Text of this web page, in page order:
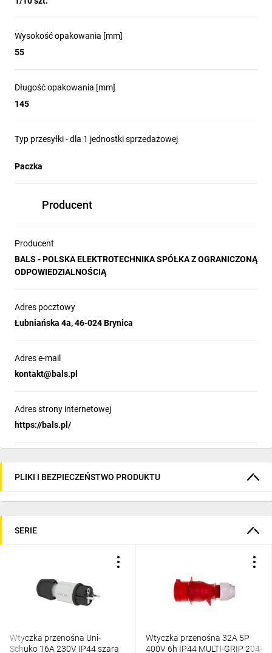
Wysokość opakowania [mm]
55
Długość opakowania [mm]
145
Typ przesyłki - dla 1 jednostki sprzedażowej
Paczka
Producent
Producent
BALS - POLSKA ELEKTROTECHNIKA SPÓŁKA Z OGRANICZONĄ
ODPOWIEDZIALNOŚCIĄ
Adres pocztowy
Łubniańska 4a, 46-024 Brynica
Adres e-mail
kontakt@bals.pl
Adres strony internetowej
https://bals.pl/
PLIKI I BEZPIECZEŃSTWO PRODUKTU
SERIE
Wtyczka przenośna Uni-
Schuko 16A 230V IP44 szara
Wtyczka przenośna 32A 5P
400V 6h IP44 MULTI-GRIP 204-